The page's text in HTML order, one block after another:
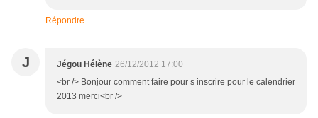
Répondre
J Jégou Hélène 26/12/2012 17:00
<br /> Bonjour comment faire pour s inscrire pour le calendrier
2013 merci<br />